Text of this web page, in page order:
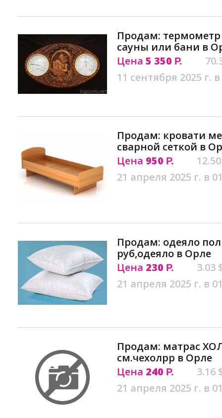
Продам:
сауны или бани в
Цена 5 350 Р.
11 сентября 2025 г.
Продам: кровати
сварной сеткой в
Цена 950 Р.
21 апреля 2025 г. в
Продам: одеяло
руб,одеяло в Орле
Цена 230 Р.
3.03
21 апреля 2025 г. в
Продам: матрас
см.чехолрр в Орле
Цена 240 Р.
3.16
21 апреля 2025 г. в